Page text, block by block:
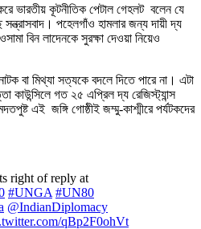
ভারতীয় কূটনীতিক পেটাল গেহলট বলেন যে
সন্ত্রাসবাদ। পহেলগাঁও হামলার জন্য দায়ী দ্য
বিন লাদেনকে সুরক্ষা দেওয়া নিয়েও
বা মিথ্যা সত্যকে বদলে দিতে পারে না। এটা
কাউন্সিলে গত ২৫ এপ্রিল দ্য রেজিস্ট্যান্স
এই জঙ্গি গোষ্ঠীই জম্মু-কাশ্মীরে পর্যটকদের
right of reply at
#UNGA #UN80
@IndianDiplomacy
qBp2F0ohVt